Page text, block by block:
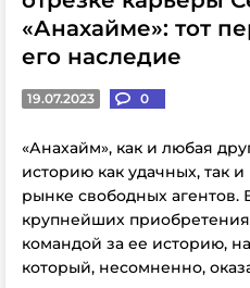
«Анахайме»: тот
его наследие
19.07.2023 0
«Анахайм», как и любая
историю как удачных, так
рынке свободных агентов.
крупнейших
командой за ее историю,
который, несомненно,